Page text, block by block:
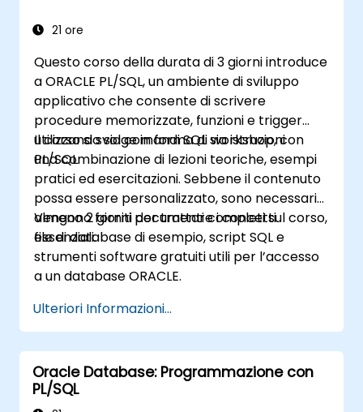
21 ore
Questo corso della durata di 3 giorni introduce
a ORACLE PL/SQL, un ambiente di sviluppo
applicativo che consente di scrivere
procedure memorizzate, funzioni e trigger
utilizzando sia comandi SQL sia istruzioni
PL/SQL.
Il corso si svolge in forma di workshop, con
una combinazione di lezioni teoriche, esempi
pratici ed esercitazioni. Sebbene il contenuto
possa essere personalizzato, sono necessari
almeno 2 giorni per trattare i concetti
essenziali.
Vengono forniti documenti completi sul corso,
file di database di esempio, script SQL e
strumenti software gratuiti utili per l’accesso
a un database ORACLE.
Ulteriori Informazioni...
Oracle Database: Programmazione con
PL/SQL